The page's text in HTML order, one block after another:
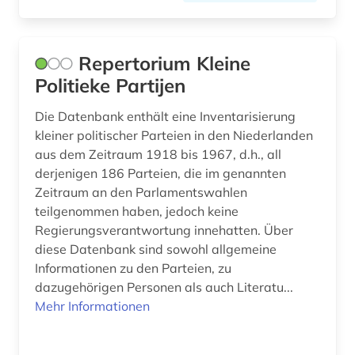
österreich (1)
Repertorium Kleine
Politieke Partijen
Die Datenbank enthält eine Inventarisierung
kleiner politischer Parteien in den Niederlanden
aus dem Zeitraum 1918 bis 1967, d.h., all
derjenigen 186 Parteien, die im genannten
Zeitraum an den Parlamentswahlen
teilgenommen haben, jedoch keine
Regierungsverantwortung innehatten. Über
diese Datenbank sind sowohl allgemeine
Informationen zu den Parteien, zu
dazugehörigen Personen als auch Literatu...
Mehr Informationen